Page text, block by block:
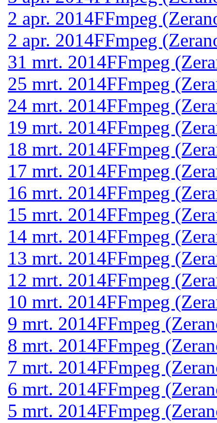
2 apr. 2014FFmpeg
2 apr. 2014FFmpeg
31 mrt. 2014FFmpeg
25 mrt. 2014FFmpeg
24 mrt. 2014FFmpeg
19 mrt. 2014FFmpeg
18 mrt. 2014FFmpeg
17 mrt. 2014FFmpeg
16 mrt. 2014FFmpeg
15 mrt. 2014FFmpeg
14 mrt. 2014FFmpeg
13 mrt. 2014FFmpeg
12 mrt. 2014FFmpeg
10 mrt. 2014FFmpeg
9 mrt. 2014FFmpeg
8 mrt. 2014FFmpeg
7 mrt. 2014FFmpeg
6 mrt. 2014FFmpeg
5 mrt. 2014FFmpeg